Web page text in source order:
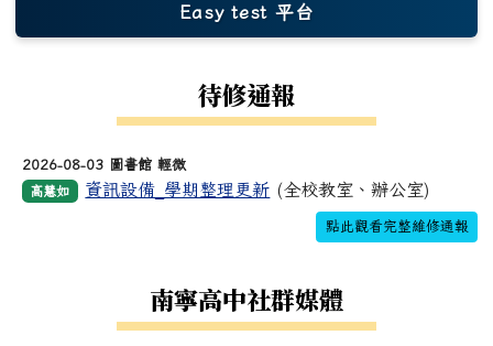
Easy test 平台
(另開新視窗)
待修通報
2026-08-03 圖書館 輕微
高慧如 資訊設備_學期整理更新 (全校教室、辦公室)
點此觀看完整維修通報
南寧高中社群媒體